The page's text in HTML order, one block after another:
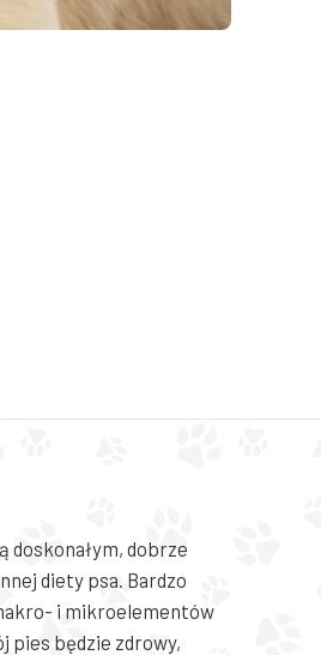
doskonałym, dobrze
diety psa. Bardzo
i mikroelementów
pies będzie zdrowy,